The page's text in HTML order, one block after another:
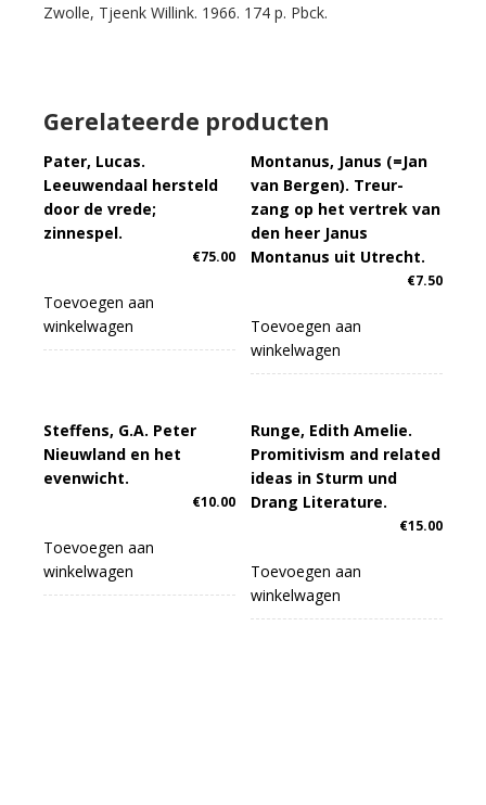
Zwolle, Tjeenk Willink. 1966. 174 p. Pbck.
Gerelateerde producten
Pater, Lucas.
Leeuwendaal hersteld
door de vrede;
zinnespel.
€75.00
Toevoegen aan
winkelwagen
Montanus, Janus (=Jan
van Bergen). Treur-
zang op het vertrek van
den heer Janus
Montanus uit Utrecht.
€7.50
Toevoegen aan
winkelwagen
Steffens, G.A. Peter
Nieuwland en het
evenwicht.
€10.00
Toevoegen aan
winkelwagen
Runge, Edith Amelie.
Promitivism and related
ideas in Sturm und
Drang Literature.
€15.00
Toevoegen aan
winkelwagen